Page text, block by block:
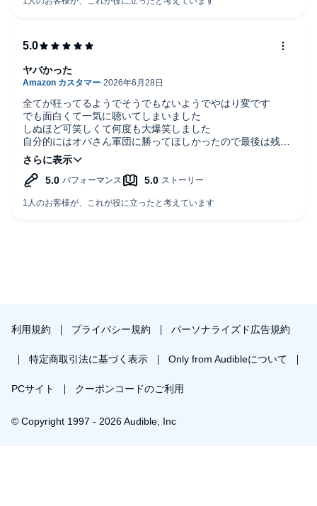
全てが狂ってるようでそうでもないようでやはり変です
でも面白くて一気に聴いてしまいました
しぬほど可笑しくて何度も大爆笑しました
自分的にはオバさん軍団に勝ってほしかったので最後は残念
でした
ヤバかった
利用規約 プライバシー規約 パーソナライズド広告規約
特定商取引法に基づく表示 Only from Audibleについて
PCサイト クーポンコードのご利用
© Copyright 1997 - 2026 Audible, Inc